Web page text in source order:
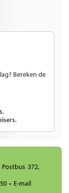
Bereken de
372,
• E-mail